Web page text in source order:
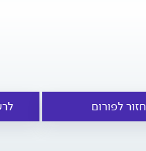
חזור לפורום